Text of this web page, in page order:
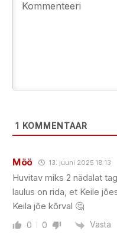
1 KOMMENTAAR
Möö 13. juuni 2025 18:13
Huvitav miks 2 nädalat
laulus on rida, et Keile
Keila jõe kõrval 🤔
0 0 Vasta